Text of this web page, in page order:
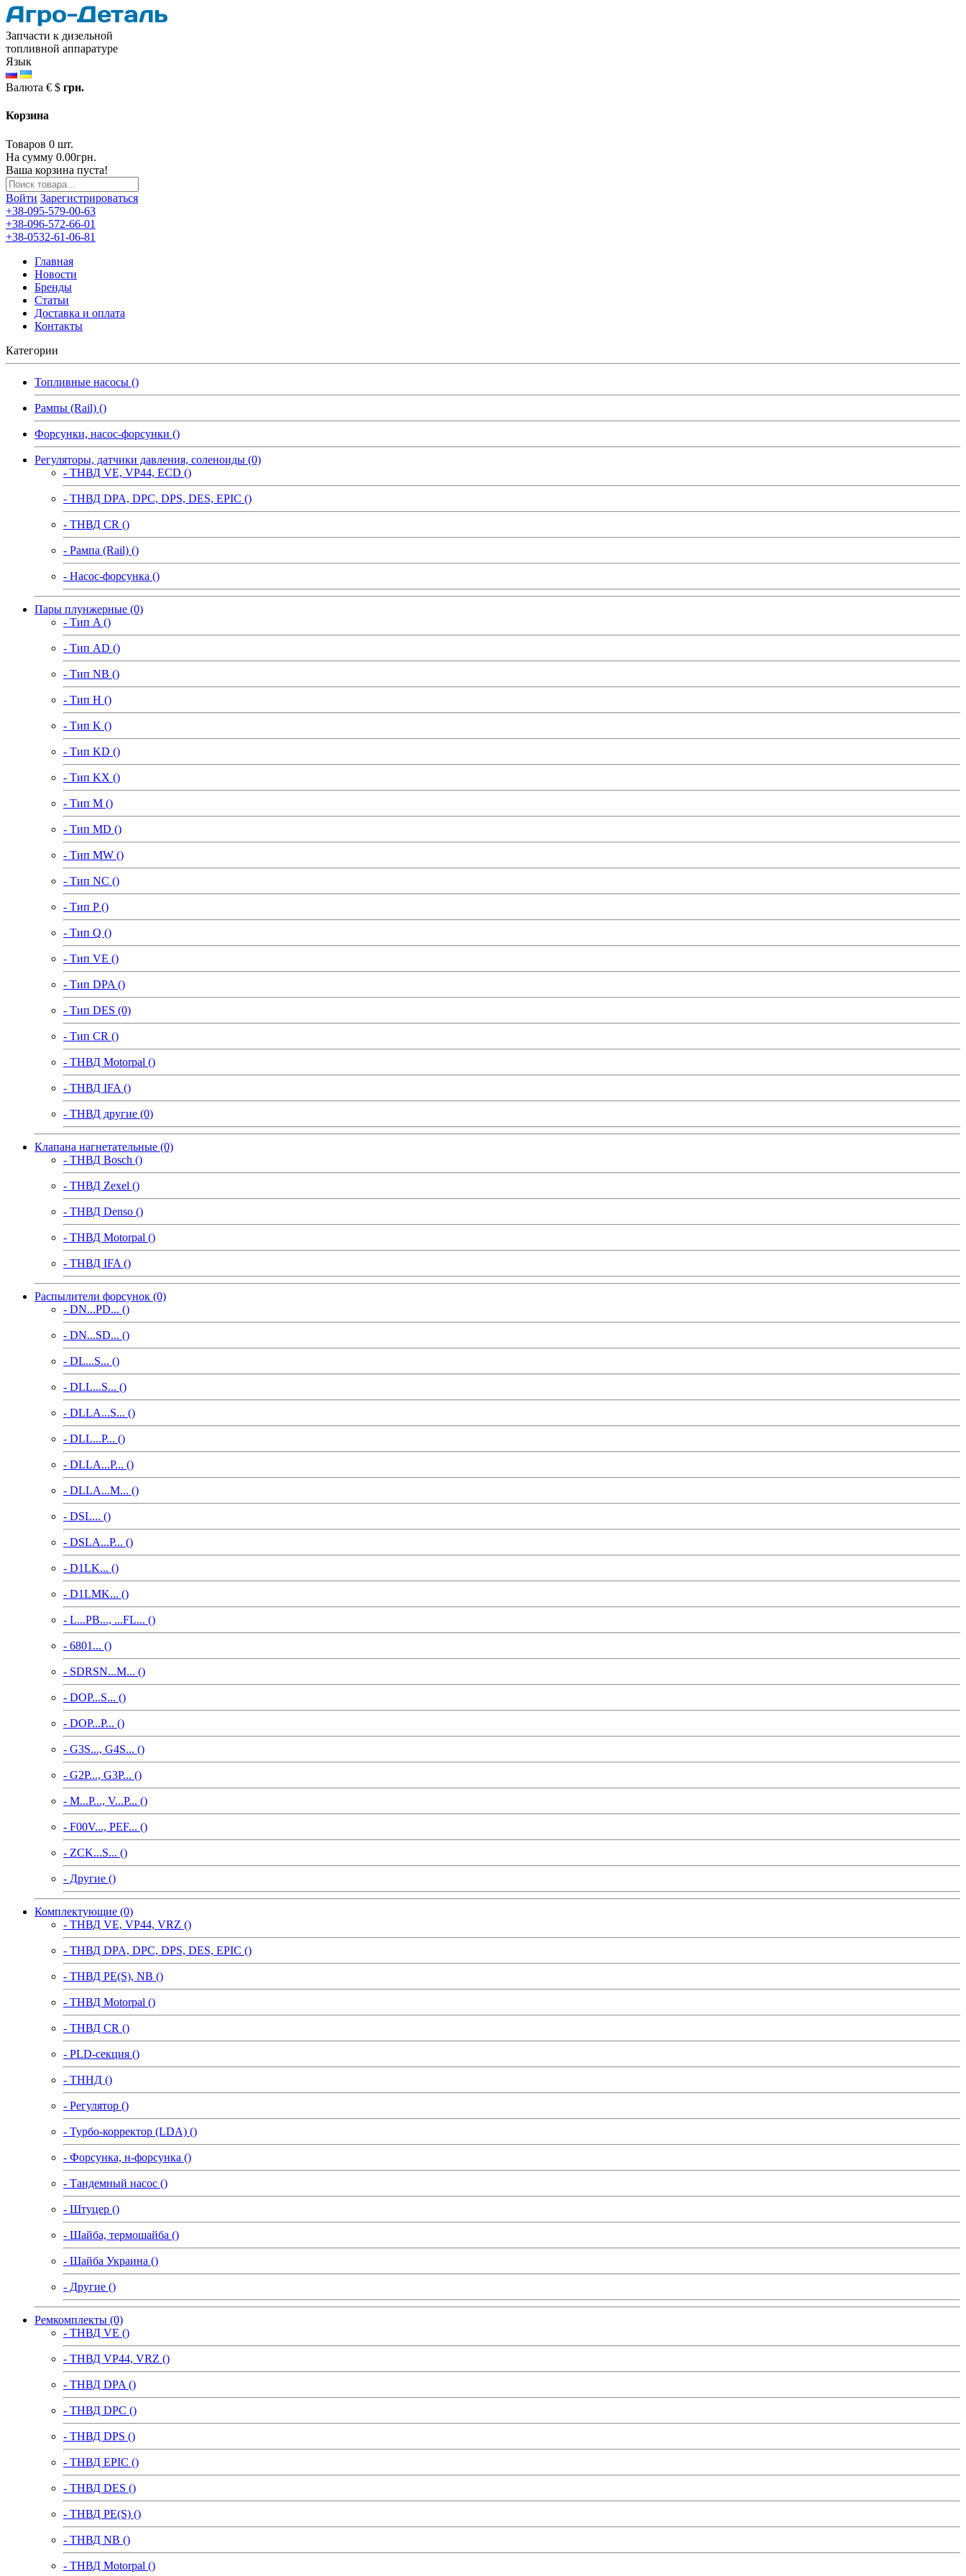
Запчасти к дизельной
топливной аппаратуре
Язык
Валюта € $ грн.
Корзина
Товаров 0 шт.
На сумму 0.00грн.
Ваша корзина пуста!
Войти Зарегистрироваться
+38-095-579-00-63
+38-096-572-66-01
+38-0532-61-06-81
Главная
Новости
Бренды
Статьи
Доставка и оплата
Контакты
Категории
Топливные насосы ()
Рампы (Rail) ()
Форсунки, насос-форсунки ()
Регуляторы, датчики давления, соленоиды (0)
- ТНВД VE, VP44, ECD ()
- ТНВД DPA, DPC, DPS, DES, EPIC ()
- ТНВД CR ()
- Рампа (Rail) ()
- Насос-форсунка ()
Пары плунжерные (0)
- Тип A ()
- Тип AD ()
- Тип NB ()
- Тип H ()
- Тип K ()
- Тип KD ()
- Тип KX ()
- Тип M ()
- Тип MD ()
- Тип MW ()
- Тип NC ()
- Тип P ()
- Тип Q ()
- Тип VE ()
- Тип DPA ()
- Тип DES (0)
- Тип CR ()
- ТНВД Motorpal ()
- ТНВД IFA ()
- ТНВД другие (0)
Клапана нагнетательные (0)
- ТНВД Bosch ()
- ТНВД Zexel ()
- ТНВД Denso ()
- ТНВД Motorpal ()
- ТНВД IFA ()
Распылители форсунок (0)
- DN...PD... ()
- DN...SD... ()
- DL...S... ()
- DLL...S... ()
- DLLA...S... ()
- DLL...P... ()
- DLLA...P... ()
- DLLA...M... ()
- DSL... ()
- DSLA...P... ()
- D1LK... ()
- D1LMK... ()
- L...PB..., ...FL... ()
- 6801... ()
- SDRSN...M... ()
- DOP...S... ()
- DOP...P... ()
- G3S..., G4S... ()
- G2P..., G3P... ()
- M...P..., V...P... ()
- F00V..., PEF... ()
- ZCK...S... ()
- Другие ()
Комплектующие (0)
- ТНВД VE, VP44, VRZ ()
- ТНВД DPA, DPC, DPS, DES, EPIC ()
- ТНВД PE(S), NB ()
- ТНВД Motorpal ()
- ТНВД CR ()
- PLD-секция ()
- ТННД ()
- Регулятор ()
- Турбо-корректор (LDA) ()
- Форсунка, н-форсунка ()
- Тандемный насос ()
- Штуцер ()
- Шайба, термошайба ()
- Шайба Украина ()
- Другие ()
Ремкомплекты (0)
- ТНВД VE ()
- ТНВД VP44, VRZ ()
- ТНВД DPA ()
- ТНВД DPC ()
- ТНВД DPS ()
- ТНВД EPIC ()
- ТНВД DES ()
- ТНВД PE(S) ()
- ТНВД NB ()
- ТНВД Motorpal ()